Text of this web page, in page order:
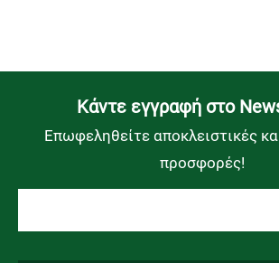
Kάντε εγγραφή στο
Επωφεληθείτε αποκλειστικές
προσφορές!